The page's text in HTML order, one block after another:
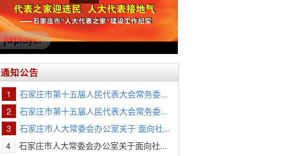
通知公告
1
石家庄市第十五届人民代表大会常务委...
2
石家庄市第十五届人民代表大会常务委...
3
石家庄市人大常委会办公室关于 面向社...
4
石家庄市人大常委会办公室关于面向社...